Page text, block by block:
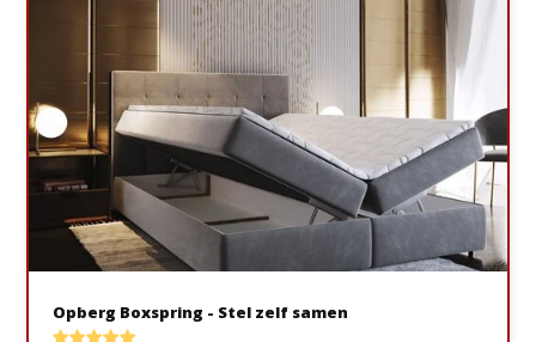
Opberg Boxspring - Stel zelf samen